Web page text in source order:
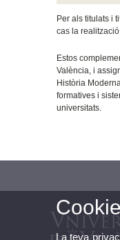
Per als titulats i
cas la
Estos
València, i
Història
formatives i
universitats.
La teva